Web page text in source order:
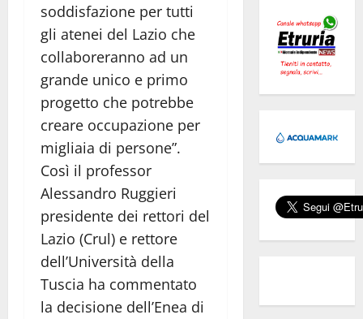
soddisfazione per tutti
gli atenei del Lazio che
collaboreranno ad un
grande unico e primo
progetto che potrebbe
creare occupazione per
migliaia di persone”.
Così il professor
Alessandro Ruggieri
presidente dei rettori del
Lazio (Crul) e rettore
dell’Università della
Tuscia ha commentato
la decisione dell’Enea di